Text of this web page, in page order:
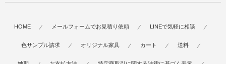
HOME メールフォームでお見積り依頼 LINEで気軽に相談
色サンプル請求 オリジナル家具 カート 送料